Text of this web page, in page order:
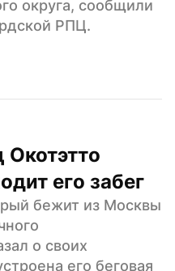
округа, сообщили
РПЦ.
его забег
бежит из Москвы
о своих
его беговая